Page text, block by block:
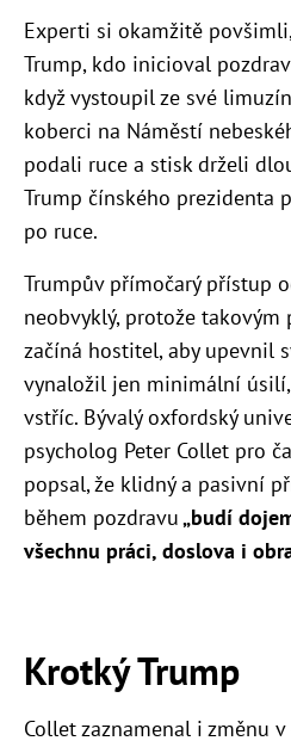
Experti si okamžitě
Trump, kdo inicioval
když vystoupil ze své
koberci na Náměstí
podali ruce a stisk drželi
Trump čínského prezidenta
po ruce.
Trumpův přímočarý přístup
neobvyklý, protože takovým
začíná hostitel, aby upevnil
vynaložil jen minimální
vstříc. Bývalý oxfordský
psycholog Peter Collet pro
popsal, že klidný a pasivní
během pozdravu„budí
všechnu práci, doslova i
Krotký Trump
Collet zaznamenal i změnu